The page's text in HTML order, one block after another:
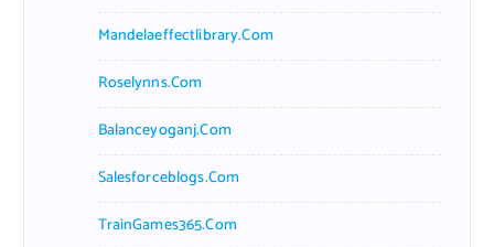
Mandelaeffectlibrary.com
Roselynns.com
Balanceyoganj.com
Salesforceblogs.com
TrainGames365.com